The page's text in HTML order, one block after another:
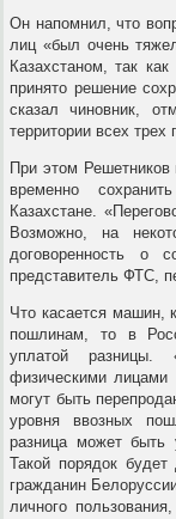
Он напомнил, что
лиц «был очень
Казахстаном, так
принято решение
сказал чиновник,
территории всех трех
При этом
временно
Казахстане.
Возможно, на
договоренность о
представитель ФТС,
Что касается машин,
пошлинам, то в
уплатой разницы.
физическими
могут быть
уровня ввозных
разница может быть
Такой порядок
гражданин
личного